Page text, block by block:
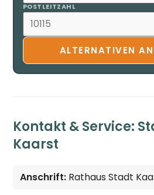
POSTLEITZAHL
ALTERNATIVEN
Kontakt & Service:
Kaarst
Anschrift: Rathaus Stadt